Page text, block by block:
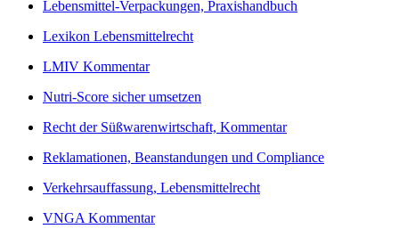
Lebensmittel-Verpackungen, Praxishandbuch
Lexikon Lebensmittelrecht
LMIV Kommentar
Nutri-Score sicher umsetzen
Recht der Süßwarenwirtschaft, Kommentar
Reklamationen, Beanstandungen und Compliance
Verkehrsauffassung, Lebensmittelrecht
VNGA Kommentar